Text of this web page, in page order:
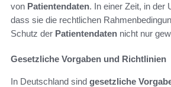
von Patientendaten. In einer Zeit, in der
dass sie die rechtlichen
Schutz der Patientendaten nicht nur
Gesetzliche Vorgaben und Richtlinien
In Deutschland sind gesetzliche